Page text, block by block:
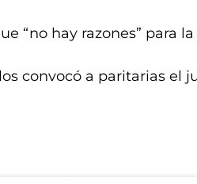
“no hay razones” para
convocó a paritarias el